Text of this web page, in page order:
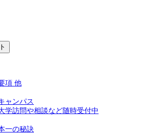
項 他
ャンパス
学訪問や相談など随時受付中
一の秘訣